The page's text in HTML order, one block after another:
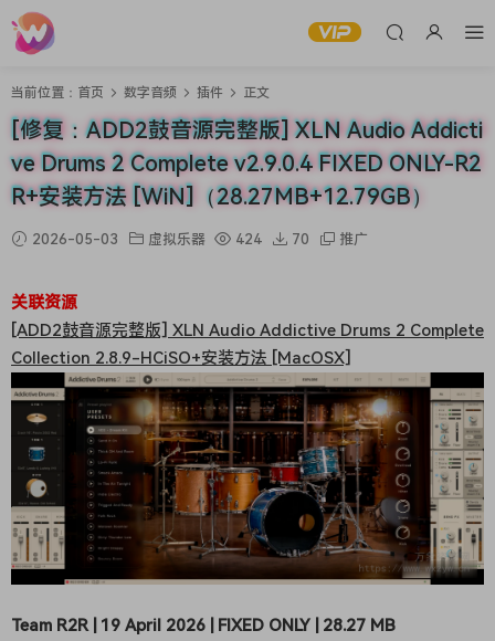
当前位置： 首页 数字音频 插件 正文
[修复：ADD2鼓音源完整版] XLN Audio Addicti
ve Drums 2 Complete v2.9.0.4 FIXED ONLY-R2
R+安装方法 [WiN]（28.27MB+12.79GB）
2026-05-03 虚拟乐器 424 70 推广
关联资源
[ADD2鼓音源完整版] XLN Audio Addictive Drums 2 Complete
Collection 2.8.9-HCiSO+安装方法 [MacOSX]
Team R2R | 19 April 2026 | FIXED ONLY | 28.27 MB